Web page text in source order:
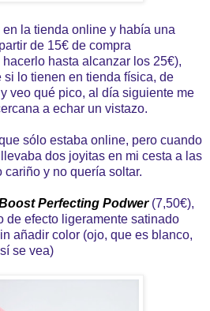
la tienda online y había una
de 15€ de compra
hasta alcanzar los 25€),
si lo tienen en tienda física, de
veo qué pico, al día siguiente me
a echar un vistazo.
sólo estaba online, pero cuando
dos joyitas en mi cesta a las
y no quería soltar.
Perfecting Podwer(7,50€),
de efecto ligeramente satinado
añadir color (ojo, que es blanco,
se vea)